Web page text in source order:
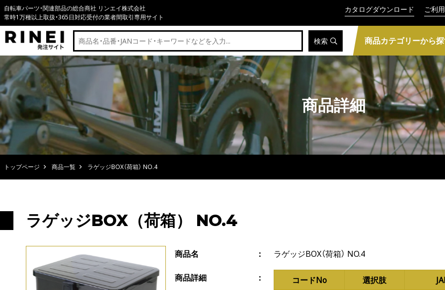
自転車パーツ・関連部品の総合商社 リンエイ株式会社
常時1万種以上取扱・365日対応受付の業者間取引専用サイト
カタログダウンロード ご利
検索 商品カテゴリーから
商品詳細
トップページ 商品一覧 ラゲッジBOX（荷箱） NO.4
ラゲッジBOX（荷箱） NO.4
商品名 ラゲッジBOX（荷箱） NO.4
商品詳細 コードNo 選択肢